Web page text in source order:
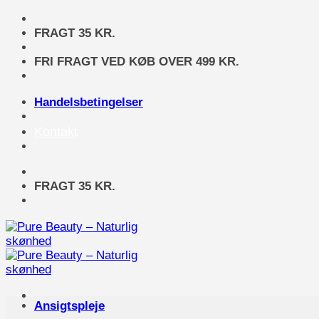
Fortsæt
indhold
FRAGT 35 KR.
FRI FRAGT VED KØB OVER 499 KR.
Handelsbetingelser
FRAGT 35 KR.
Ansigtspleje